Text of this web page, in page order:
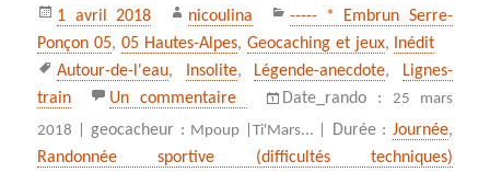
Publié
le
1 avril 2018 Auteur
nicoulina Catégories
----- * Embrun Serre-
Ponçon 05,05 Hautes-Alpes, Geocaching et jeux,
Inédit
Mots-
clés
Autour-de-l'eau, Insolite, Légende-anecdote,
Lignes-
train
Un commentaire sur ** Confluence Ubaye-
Date_rando : 25 mars
2018 |
geocacheur : Mpoup | Ti'Mars... | Durée : Journée,
Randonnée sportive (difficultés techniques)